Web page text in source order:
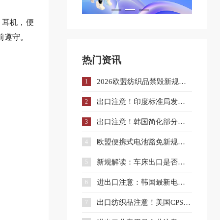
机，便
守。
热门资讯
1 2026欧盟纺织品禁毁新规解读：对欧纺织出口库存合规与溯源指南
2 出口注意！印度标准局发布LED灯具系列标准升级实施指南
3 出口注意！韩国简化部分电气用品KC认证流程
4 欧盟便携式电池豁免新规落地！ 电池出口企业合规要点解读
5 新规解读：车床出口是否需要出口许可证？出口合规注意事项
6 进出口注意：韩国最新电池充电器安全标准解读
7 出口纺织品注意！美国CPSC电子备案新规即将实施